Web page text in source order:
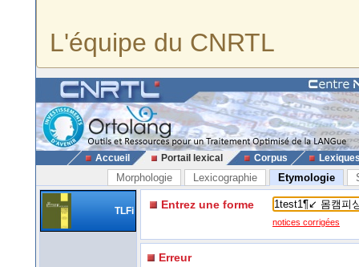
L'équipe du CNRTL
Accueil Portail lexical Corpus
Morphologie Lexicographie Etymologie
TLFi Entrez une forme
notices corrigées
Erreur